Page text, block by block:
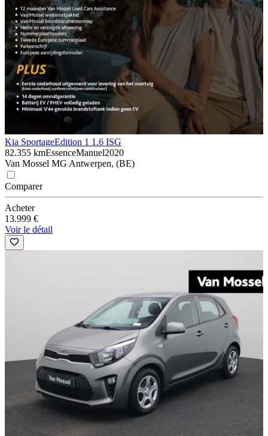
Kia SportageEdition 1 1.6 ISG
82.355 kmEssenceManuel2020
Van Mossel MG Antwerpen, (BE)
Comparer
Acheter
13.999 €
Voir le détail